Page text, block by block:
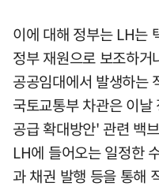
이에 대해 정부는 LH는
정부 재원으로 보조하
공공임대에서 발생하는
국토교통부 차관은 이
공급 확대방안' 관련 백
LH에 들어오는 일정한
과 채권 발행 등을 통해